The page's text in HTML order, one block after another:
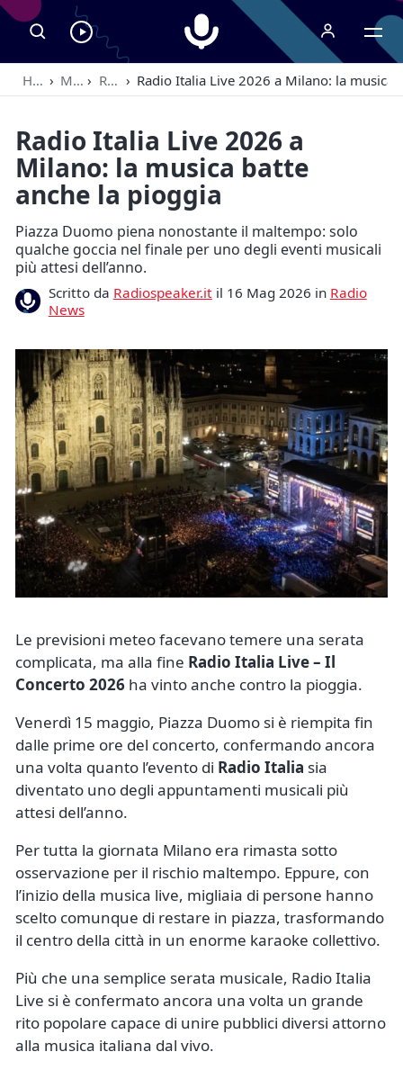
Ascolta
RadioSpeaker
in
Radiospeaker.it
Home › Magazine › Radio News › Radio Italia Live 2026 a Milano: la musica
Radio Italia Live 2026 a
Milano: la musica batte
anche la pioggia
Piazza Duomo piena nonostante il maltempo: solo
qualche goccia nel finale per uno degli eventi musicali
più attesi dell’anno.
Scritto da Radiospeaker.itil 16 Mag 2026 in Radio
News
Le previsioni meteo facevano temere una serata
complicata, ma alla fine Radio Italia Live – Il
Concerto 2026 ha vinto anche contro la pioggia.
Venerdì 15 maggio, Piazza Duomo si è riempita fin
dalle prime ore del concerto, confermando ancora
una volta quanto l’evento di Radio Italia sia
diventato uno degli appuntamenti musicali più
attesi dell’anno.
Per tutta la giornata Milano era rimasta sotto
osservazione per il rischio maltempo. Eppure, con
l’inizio della musica live, migliaia di persone hanno
scelto comunque di restare in piazza, trasformando
il centro della città in un enorme karaoke collettivo.
Più che una semplice serata musicale, Radio Italia
Live si è confermato ancora una volta un grande
rito popolare capace di unire pubblici diversi attorno
alla musica italiana dal vivo.